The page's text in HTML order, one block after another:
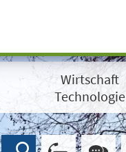
Wirtschaft
Technologie